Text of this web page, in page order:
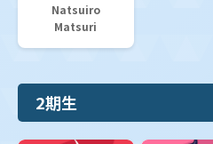
【hSD10】スタートデッキ
【hSD09】スタートデッ
Natsuiro
Matsuri
2期生